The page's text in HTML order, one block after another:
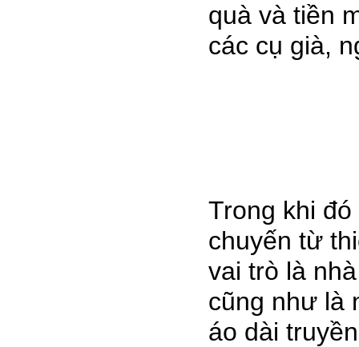
quà và tiền
các cụ già,
Trong khi
chuyến từ
vai trò là
cũng như là
áo dài